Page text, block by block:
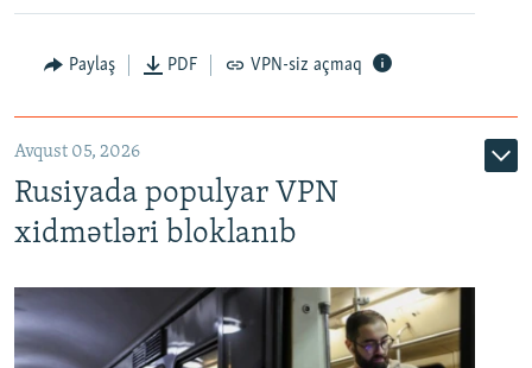
Paylaş PDF VPN-siz açmaq
Avqust 05, 2026
Rusiyada populyar VPN
xidmətləri bloklanıb